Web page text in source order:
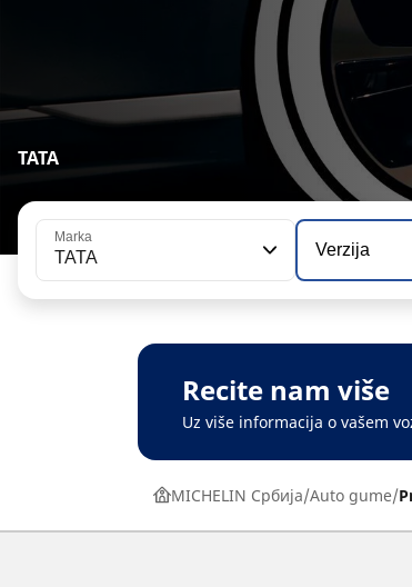
TATA
Marka
TATA Verzija
Recite nam više
Uz više informacija o vašem
MICHELIN Србија Auto gume